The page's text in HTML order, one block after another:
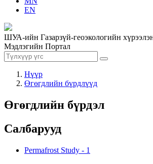
EN
ШУА-ийн Газарзүй-геоэкологийн
Мэдлэгийн Портал
Нүүр
Өгөгдлийн бүрдлүүд
Өгөгдлийн бүрдэл
Салбарууд
Permafrost Study - 1